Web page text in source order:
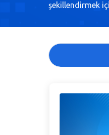
şekillendirmek